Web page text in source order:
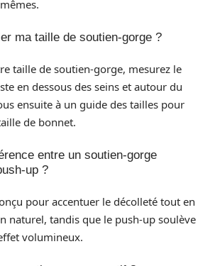
ma taille de soutien-gorge ?
taille de soutien-gorge, mesurez le
en dessous des seins et autour du
ensuite à un guide des tailles pour
de bonnet.
entre un soutien-gorge
up ?
pour accentuer le décolleté tout en
naturel, tandis que le push-up soulève
volumineux.